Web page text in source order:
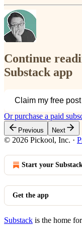
Continue
Substack app
Claim my free post
Or purchase a paid
Previous Next
© 2026 Pickool, Inc. ·
Start your
Get the app
Substack is the home